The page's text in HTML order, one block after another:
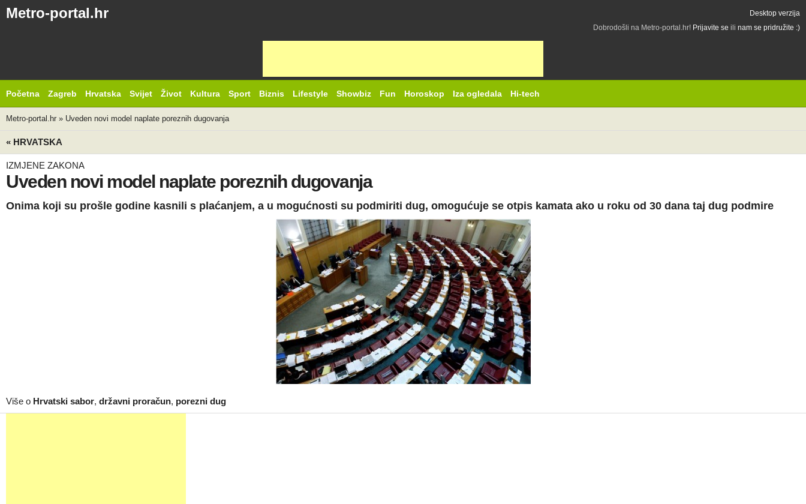
Metro-portal.hr
Desktop verzija
Dobrodošli na Metro-portal.hr! Prijavite se ili nam se pridružite :)
Početna Zagreb Hrvatska Svijet Život Kultura Sport Biznis Lifestyle Showbiz Fun Horoskop Iza ogledala Hi-tech
Metro-portal.hr » Uveden novi model naplate poreznih dugovanja
« HRVATSKA
IZMJENE ZAKONA
Uveden novi model naplate poreznih dugovanja
Onima koji su prošle godine kasnili s plaćanjem, a u mogućnosti su podmiriti dug, omogućuje se otpis kamata ako u roku od 30 dana taj dug podmire
Više o Hrvatski sabor, državni proračun, porezni dug